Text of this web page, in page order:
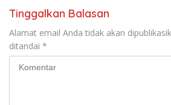
Tinggalkan Balasan
Alamat email Anda tidak akan
ditandai *